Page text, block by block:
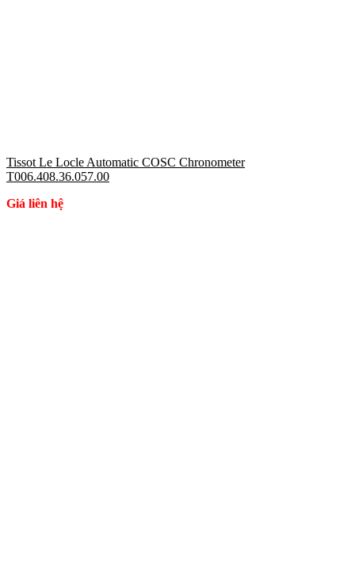
Tissot Le Locle Automatic COSC Chronometer
T006.408.36.057.00
Giá liên hệ